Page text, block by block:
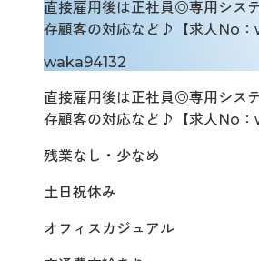
直接雇用後は正社員◎専用シス
存顧客の対応など♪【求人No：
waka94132
直接雇用後は正社員◎専用シス
存顧客の対応など♪【求人No：
残業なし・少なめ
土日祝休み
オフィスカジュアル